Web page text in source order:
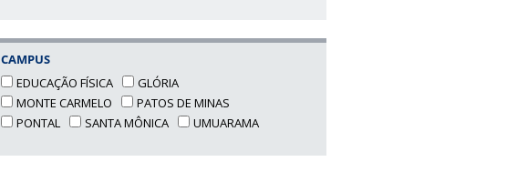
CAMPUS
EDUCAÇÃO FÍSICA
GLÓRIA
MONTE CARMELO
PATOS DE MINAS
PONTAL
SANTA MÔNICA UMUARAMA